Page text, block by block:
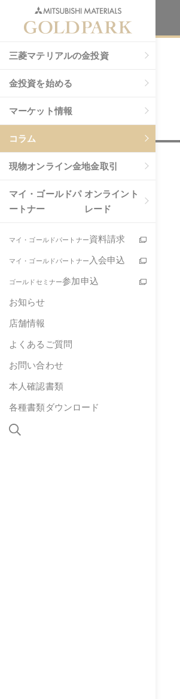
三菱マテリアルの金投資
金投資を始める
マーケット情報
コラム
現物オンライン金地金取引
マイ・ゴールドパ
ートナー
オンライント
レード
マイ・ゴールドパートナー資料請求
マイ・ゴールドパートナー 入会申込
ゴールドセミナー参加申込
お知らせ
店舗情報
よくあるご質問
お問い合わせ
本人確認書類
各種書類ダウンロード